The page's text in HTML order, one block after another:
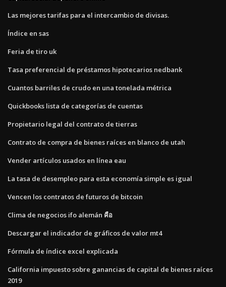
Las mejores tarifas para el intercambio de divisas.
Índice en sas
Feria de tiro uk
Tasa preferencial de préstamos hipotecarios nedbank
Cuantos barriles de crudo en una tonelada métrica
Quickbooks lista de categorías de cuentas
Propietario legal del contrato de tierras
Contrato de compra de bienes raíces en blanco de utah
Vender artículos usados ​​en línea eau
La tasa de desempleo para esta economía simple es igual
Vencen los contratos de futuros de bitcoin
Clima de negocios ifo alemán คือ
Descargar el indicador de gráficos de valor mt4
Fórmula de índice excel explicada
California impuesto sobre ganancias de capital de bienes raíces
2019